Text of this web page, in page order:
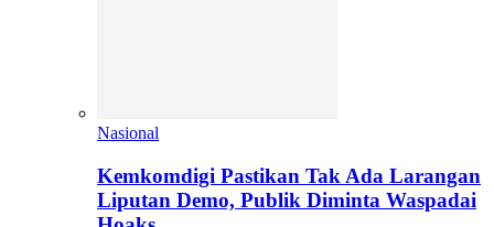
Nasional
Kemkomdigi Pastikan Tak Ada Larangan
Liputan Demo, Publik Diminta Waspadai